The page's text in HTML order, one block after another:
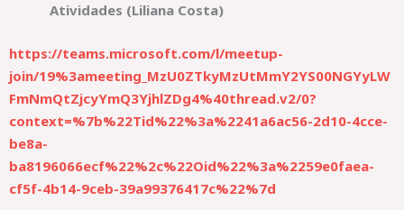
Atividades (Liliana Costa)
https://teams.microsoft.com/l/meetup-
join/19%3ameeting_MzU0ZTkyMzUtMmY2YS00NGYyLW
FmNmQtZjcyYmQ3YjhlZDg4%40thread.v2/0?
context=%7b%22Tid%22%3a%2241a6ac56-2d10-4cce-
be8a-
ba8196066ecf%22%2c%22Oid%22%3a%2259e0faea-
cf5f-4b14-9ceb-39a99376417c%22%7d